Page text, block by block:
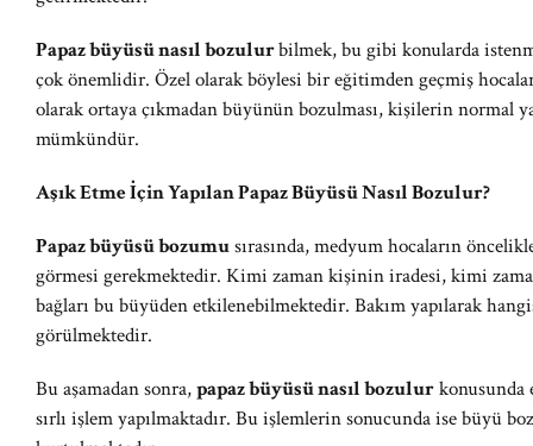
Papaz büyüsü nasıl bozulurbilmek, bu gibi konularda
çok önemlidir. Özel olarak böylesi bir eğitimden geçmiş
olarak ortaya çıkmadan büyünün bozulması, kişilerin normal
mümkündür.
Aşık Etme İçin Yapılan Papaz Büyüsü Nasıl Bozulur?
Papaz büyüsü bozumusırasında, medyum hocaların
görmesi gerekmektedir. Kimi zaman kişinin iradesi, kimi
bağları bu büyüden etkilenebilmektedir. Bakım yapılarak
görülmektedir.
Bu aşamadan sonra,papaz büyüsü nasıl bozulurkonusunda
sırlı işlem yapılmaktadır. Bu işlemlerin sonucunda ise büyü